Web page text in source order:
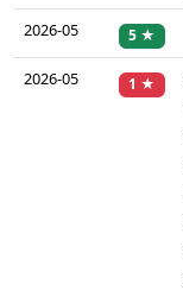
2026-05 5 ★
2026-05 1 ★